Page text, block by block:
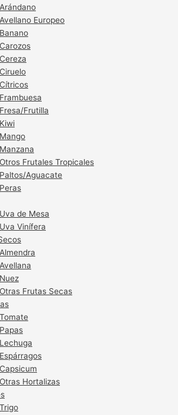
Arándano
Avellano Europeo
Banano
Carozos
Cereza
Ciruelo
Cítricos
Frambuesa
Fresa/Frutilla
Kiwi
Mango
Manzana
Otros Frutales Tropicales
Paltos/Aguacate
Peras
Uva de Mesa
Uva Vinífera
Almendra
Avellana
Nuez
Otras Frutas Secas
Tomate
Papas
Lechuga
Espárragos
Capsicum
Otras Hortalizas
Trigo